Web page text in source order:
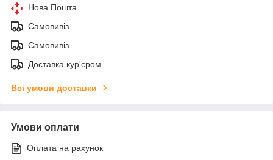
Нова Пошта
Самовивіз
Самовивіз
Доставка кур'єром
Всі умови доставки
Умови оплати
Оплата на рахунок